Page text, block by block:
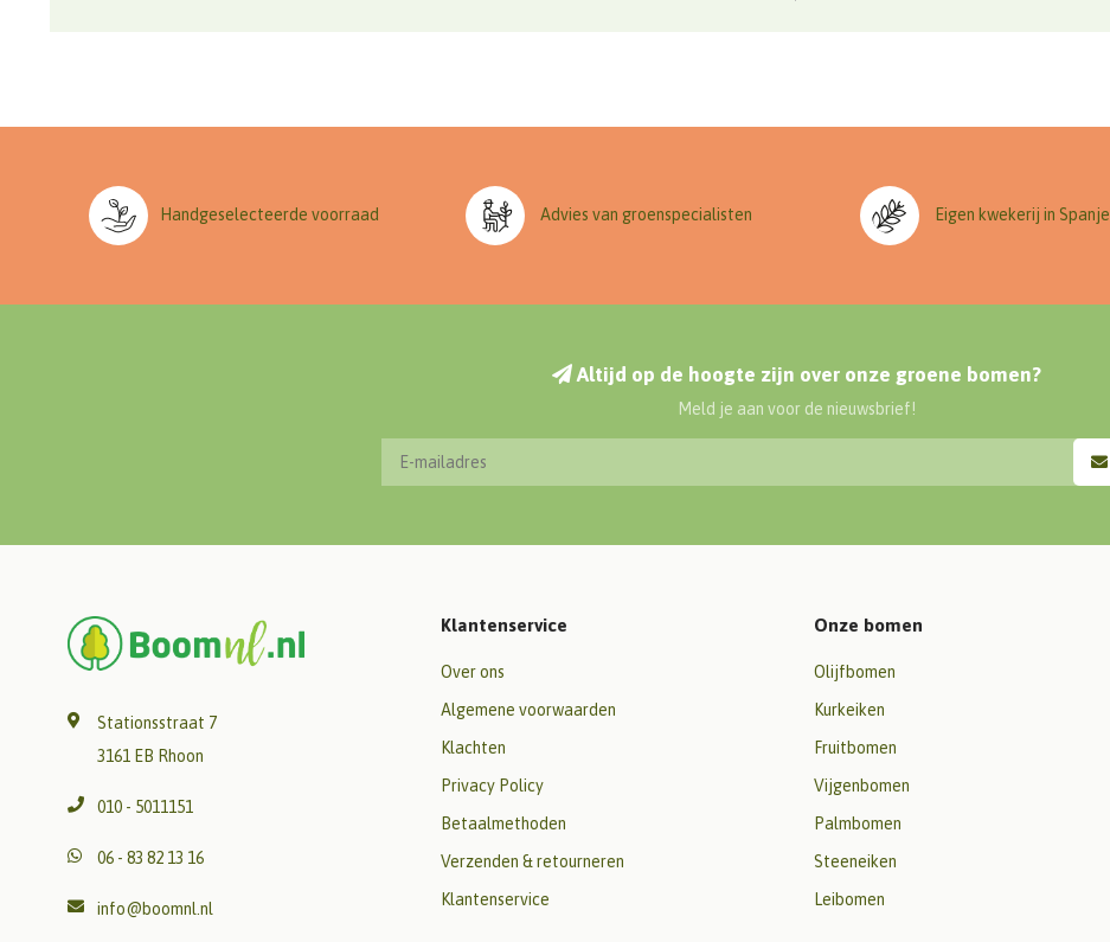
Handgeselecteerde voorraad Advies van groenspecialisten Eigen kwekerij in Spanje
Altijd op de hoogte zijn over onze groene bomen?
Meld je aan voor de nieuwsbrief!
Stationsstraat 7
3161 EB Rhoon
010 - 5011151
06 - 83 82 13 16
info@boomnl.nl
Klantenservice
Over ons
Algemene voorwaarden
Klachten
Privacy Policy
Betaalmethoden
Verzenden & retourneren
Klantenservice
Onze bomen
Olijfbomen
Kurkeiken
Fruitbomen
Vijgenbomen
Palmbomen
Steeneiken
Leibomen